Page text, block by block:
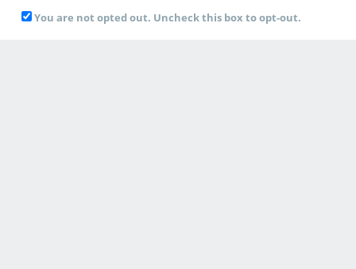
You are not opted out. Uncheck this box to opt-out.